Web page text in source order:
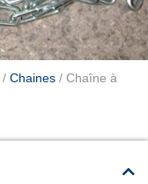
/ Chaines / Chaîne à